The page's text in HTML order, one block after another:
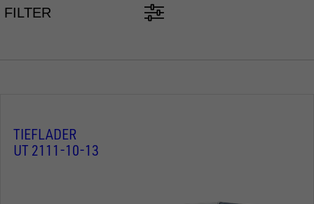
FILTER
TIEFLADER
UT 2111-10-13